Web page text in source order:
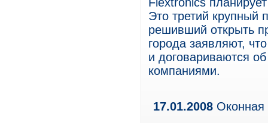
Это третий крупный
решивший открыть
города заявляют,
и договариваются
компаниями.
17.01.2008 Оконная